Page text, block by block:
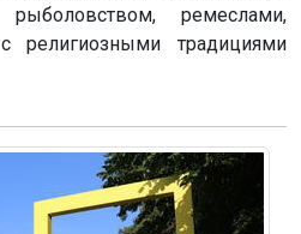
ремеслами,
религиозными традициями